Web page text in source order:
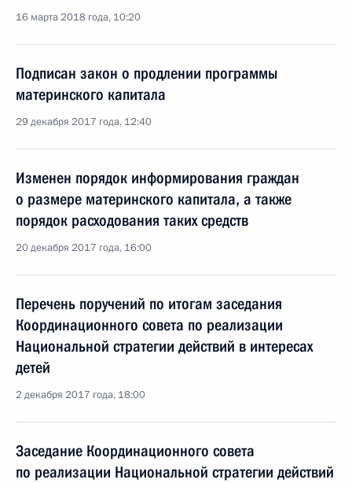
16 марта 2018 года, 10:20
Подписан закон о продлении программы
материнского капитала
29 декабря 2017 года, 12:40
Изменен порядок информирования граждан
о размере материнского капитала, а также
порядок расходования таких средств
20 декабря 2017 года, 16:00
Перечень поручений по итогам заседания
Координационного совета по реализации
Национальной стратегии действий в интересах
детей
2 декабря 2017 года, 18:00
Заседание Координационного совета
по реализации Национальной стратегии действий